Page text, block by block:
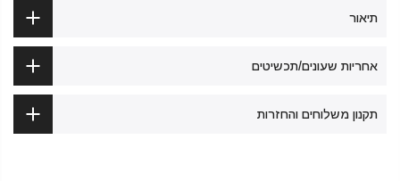
תיאור
אחריות שעונים/תכשיטים
תקנון משלוחים והחזרות